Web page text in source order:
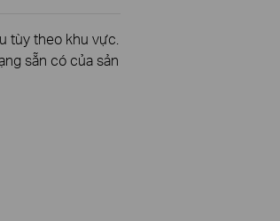
tùy theo khu vực.
sẵn có của sản